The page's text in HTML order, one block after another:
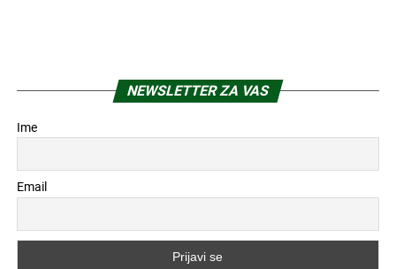
NEWSLETTER ZA VAS
Ime
Email